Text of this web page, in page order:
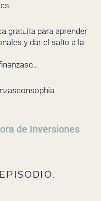
gratuita para aprender
y dar el salto a la
de Inversiones